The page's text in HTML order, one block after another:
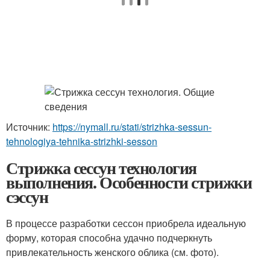
Источник: https://nymall.ru/stati/strizhka-sessun-
tehnologiya-tehnika-strizhki-sesson
Стрижка сессун технология
выполнения. Особенности стрижки
сэссун
В процессе разработки сессон приобрела идеальную
форму, которая способна удачно подчеркнуть
привлекательность женского облика (см. фото).